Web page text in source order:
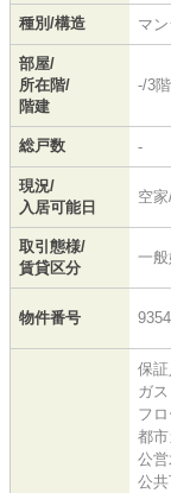
種別/構造 マ
部屋/
所在階/
階建
-/3
総戸数 -
現況/
入居可能日
空
取引態様/
賃貸区分
一
物件番号
保
ガ
フ
都市
公
公